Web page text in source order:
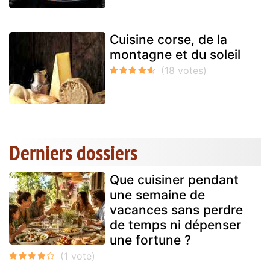
Cuisine corse, de la
montagne et du soleil
Derniers dossiers
Que cuisiner pendant
une semaine de
vacances sans perdre
de temps ni dépenser
une fortune ?